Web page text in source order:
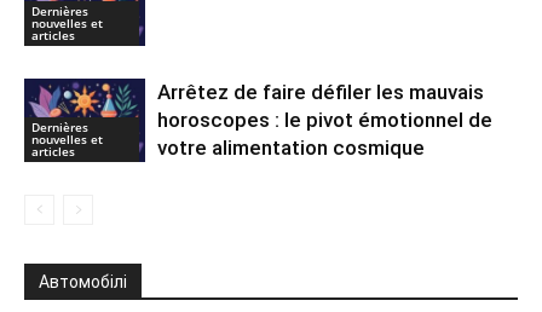
Dernières
nouvelles et
articles
Dernières
nouvelles et
articles
Arrêtez de faire défiler les mauvais
horoscopes : le pivot émotionnel de
votre alimentation cosmique
Автомобілі